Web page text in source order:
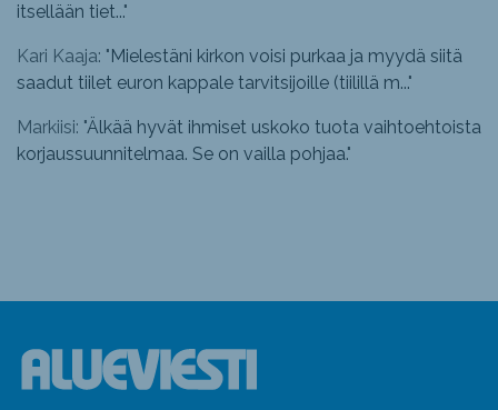
itsellään tiet..."
Kari Kaaja: " Mielestäni kirkon voisi purkaa ja myydä siitä
saadut tiilet euron kappale tarvitsijoille (tiilillä m..."
Markiisi: "Älkää hyvät ihmiset uskoko tuota vaihtoehtoista
korjaussuunnitelmaa. Se on vailla pohjaa."